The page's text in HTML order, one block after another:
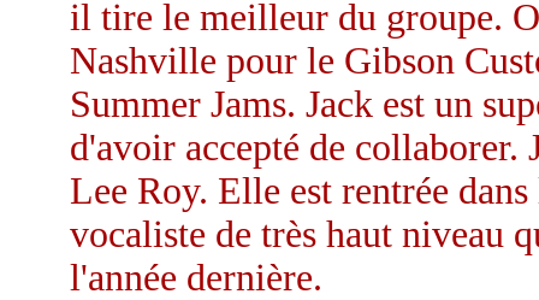
il tire le meilleur du groupe.
Nashville pour le Gibson
Summer Jams. Jack est un
d'avoir accepté de
Lee Roy. Elle est rentrée
vocaliste de très haut niveau
l'année dernière.